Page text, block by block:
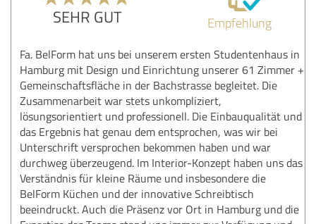
SEHR GUT Empfehlung
Fa. BelForm hat uns bei unserem ersten Studentenhaus in
Hamburg mit Design und Einrichtung unserer 61 Zimmer +
Gemeinschaftsfläche in der Bachstrasse begleitet. Die
Zusammenarbeit war stets unkompliziert,
lösungsorientiert und professionell. Die Einbauqualität und
das Ergebnis hat genau dem entsprochen, was wir bei
Unterschrift versprochen bekommen haben und war
durchweg überzeugend. Im Interior-Konzept haben uns das
Verständnis für kleine Räume und insbesondere die
BelForm Küchen und der innovative Schreibtisch
beeindruckt. Auch die Präsenz vor Ort in Hamburg und die